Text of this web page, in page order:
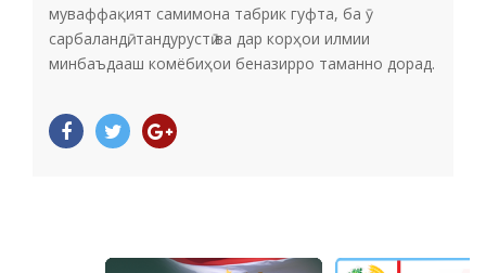
муваффақият самимона табрик гуфта, ба ӯ
сарбаландӣ, тандурустӣ ва дар корҳои илмии
минбаъдааш комёбиҳои беназирро таманно дорад.